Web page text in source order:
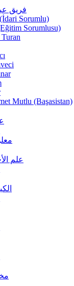
فريق
Sorumlu)
Sorumlusu)
Mutlu (Başasistan)
علم